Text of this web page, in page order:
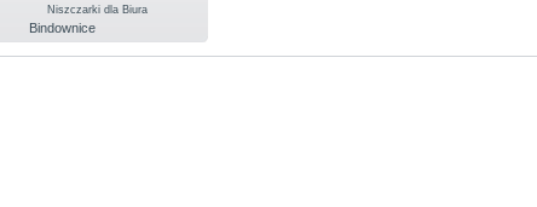
Niszczarki dla Biura
Bindownice